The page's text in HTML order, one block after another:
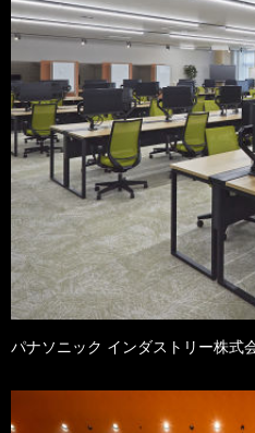
パナソニック インダストリー株式